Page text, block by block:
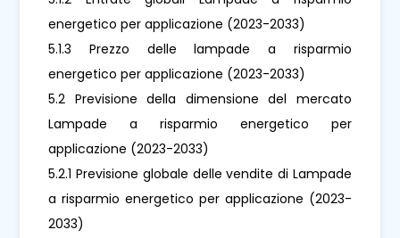
energetico per applicazione (2023-2033)
5.1.3 Prezzo delle lampade a risparmio
energetico per applicazione (2023-2033)
5.2 Previsione della dimensione del mercato
Lampade a risparmio energetico per
applicazione (2023-2033)
5.2.1 Previsione globale delle vendite di Lampade
a risparmio energetico per applicazione (2023-
2033)